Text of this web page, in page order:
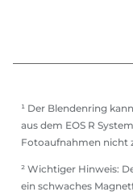
¹ Der Blendenring
aus dem EOS R
Fotoaufnahmen nicht
² Wichtiger Hinweis:
ein schwaches